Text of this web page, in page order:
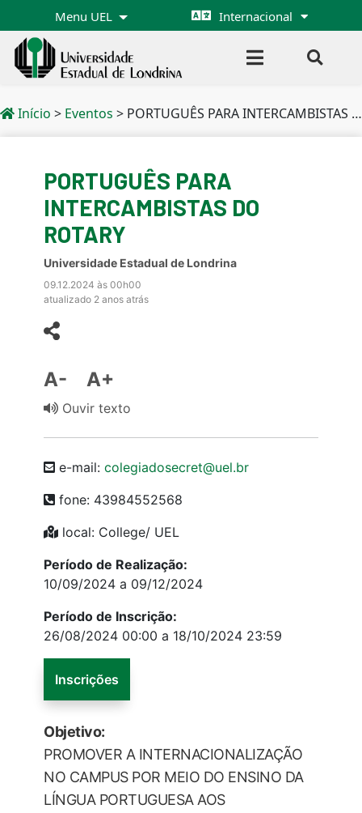
Menu UEL Internacional
Início > Eventos > PORTUGUÊS PARA INTERCAMBISTAS DO ROTARY
PORTUGUÊS PARA
INTERCAMBISTAS DO
ROTARY
Universidade Estadual de Londrina
09.12.2024 às 00h00
atualizado 2 anos atrás
A- A+
Ouvir texto
e-mail: colegiadosecret@uel.br
fone: 43984552568
local: College/ UEL
Período de Realização:
10/09/2024 a 09/12/2024
Período de Inscrição:
26/08/2024 00:00 a 18/10/2024 23:59
Inscrições
Objetivo:
PROMOVER A INTERNACIONALIZAÇÃO
NO CAMPUS POR MEIO DO ENSINO DA
LÍNGUA PORTUGUESA AOS